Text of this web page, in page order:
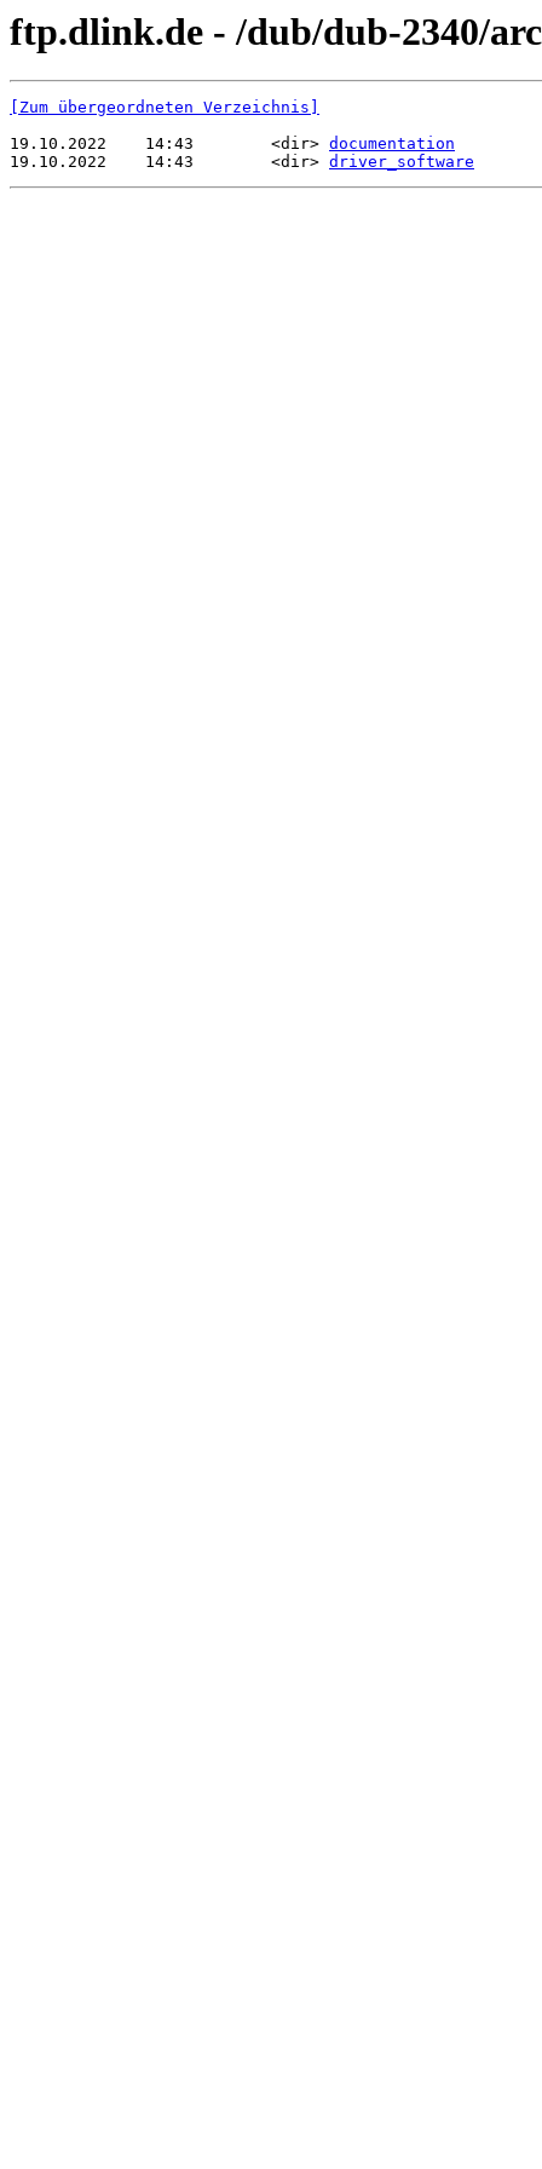
ftp.dlink.de - /dub/dub-2340/
[Zum übergeordneten Verzeichnis]
19.10.2022    14:43        <dir> documentation
19.10.2022    14:43        <dir> driver_software